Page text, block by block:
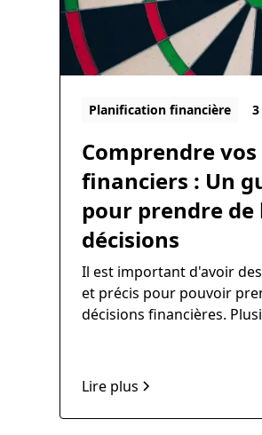
Planification financière
Comprendre
financiers : Un
pour prendre de
décisions
Il est important d'avoir
et précis pour pouvoir
décisions financières.
démontrer que les
systématiquement près
leurs objectifs qu'ils
Lire plus